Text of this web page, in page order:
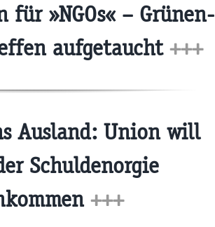
»NGOs« – Grünen-
aufgetaucht +++
Ausland: Union will
Schuldenorgie
+++